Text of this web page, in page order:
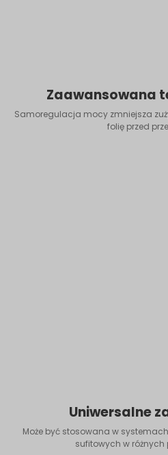
Zaawansowana
Samoregulacja mocy zmniejsza
folię przed
Uniwersalne
Może być stosowana w
sufitowych w